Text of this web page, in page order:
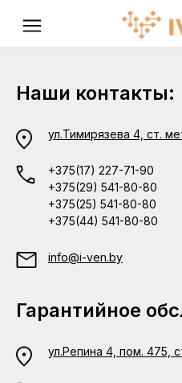
Наши контакты:
ул.Тимирязева 4, ст.
+375(17) 227-71-90
+375(29) 541-80-80
+375(25) 541-80-80
+375(44) 541-80-80
info@i-ven.by
Гарантийное
ул.Репина 4, пом. 475,